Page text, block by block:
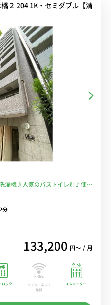
２ 204 1K・セミダブル【清
濯機♪人気のバストイレ別♪便利
分/日本橋・新橋・押上まで乗換
るWi-Fi格安レンタル中！
分
133,200 円〜 / 月
ロック
インターネット
無料
エレベーター